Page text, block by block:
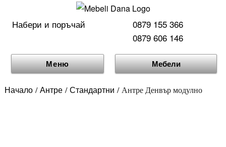
Набери и поръчай
0879 155 366
0879 606 146
Меню Мебели
Начало/Антре/Стандартни / Антре Денвър модулно